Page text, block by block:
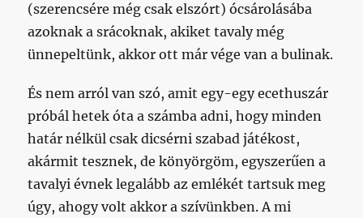
(szerencsére még csak elszórt) ócsárolásába
azoknak a srácoknak, akiket tavaly még
ünnepeltünk, akkor ott már vége van a bulinak.
És nem arról van szó, amit egy-egy ecethuszár
próbál hetek óta a számba adni, hogy minden
határ nélkül csak dicsérni szabad játékost,
akármit tesznek, de könyörgöm, egyszerűen a
tavalyi évnek legalább az emlékét tartsuk meg
úgy, ahogy volt akkor a szívünkben. A mi